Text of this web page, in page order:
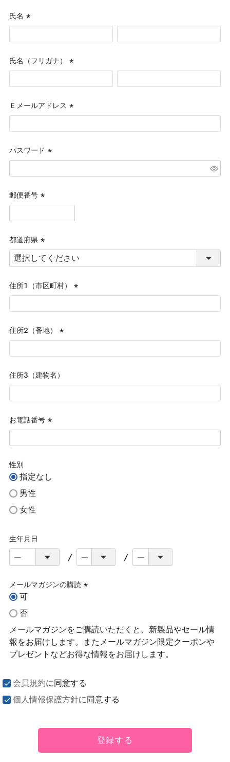
氏名
(必
須)
氏名（フリガナ）
(必
須)
Ｅメールアドレス
(必
須)
パスワード
(必
須)
郵便番号
(必
須)
都道府県
(必
須)
住所１（市区町村）
(必
須)
住所２（番地）
(必
須)
住所３（建物名）
お電話番号
(必
須)
性別
指定なし
男性
女性
生年月日
メールマガジンの購読
可
否
メールマガジンをご購読いただくと、新製品やセール情
報をお届けします。またメールマガジン限定クーポンや
プレゼントなどお得な情報をお届けします。
会員規約に同意する
個人情報保護方針に同意する
登録する